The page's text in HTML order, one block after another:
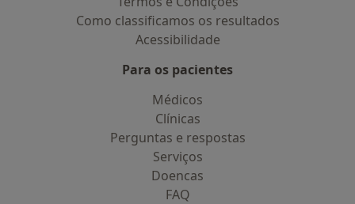
Como classificamos os resultados
Acessibilidade
Para os pacientes
Médicos
Clínicas
Perguntas e respostas
Serviços
Doencas
FAQ